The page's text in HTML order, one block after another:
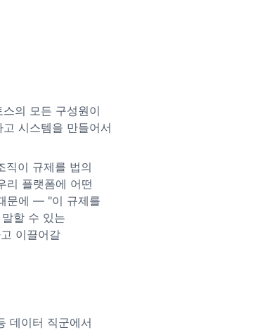
의 모든 구성원이
시스템을 만들어서
이 규제를 법의
리 플랫폼에 어떤
문에 — "이 규제를
할 수 있는
이끌어갈
데이터 직군에서